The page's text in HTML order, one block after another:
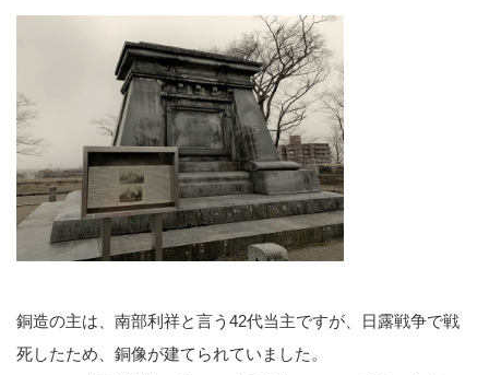
銅造の主は、南部利祥と言う42代当主ですが、日露戦争で戦
死したため、銅像が建てられていました。